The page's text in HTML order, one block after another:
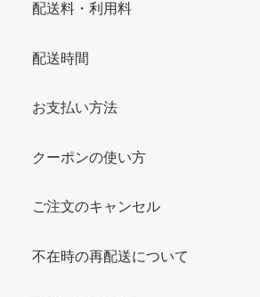
配送料・利用料
配送時間
お支払い方法
クーポンの使い方
ご注文のキャンセル
不在時の再配送について